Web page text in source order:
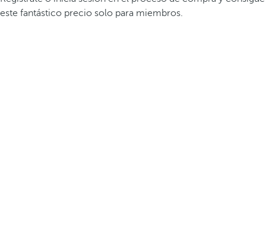
este fantástico precio solo para miembros.